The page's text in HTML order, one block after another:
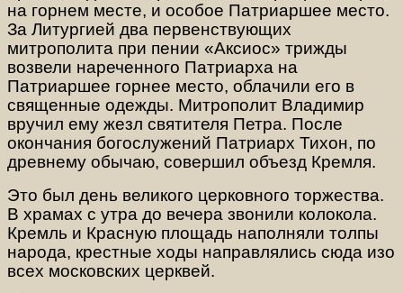
на горнем месте, и особое Патриаршее место.
За Литургией два первенствующих
митрополита при пении «Аксиос» трижды
возвели нареченного Патриарха на
Патриаршее горнее место, облачили его в
священные одежды. Митрополит Владимир
вручил ему жезл святителя Петра. После
окончания богослужений Патриарх Тихон, по
древнему обычаю, совершил объезд Кремля.
Это был день великого церковного торжества.
В храмах с утра до вечера звонили колокола.
Кремль и Красную площадь наполняли толпы
народа, крестные ходы направлялись сюда изо
всех московских церквей.